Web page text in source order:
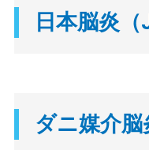
日本脳炎
ダニ媒介